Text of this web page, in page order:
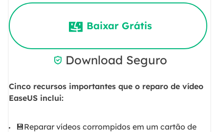
Baixar Grátis
 Download Seguro
Cinco recursos importantes que o reparo de vídeo
EaseUS inclui:
💾Reparar vídeos corrompidos em um cartão de